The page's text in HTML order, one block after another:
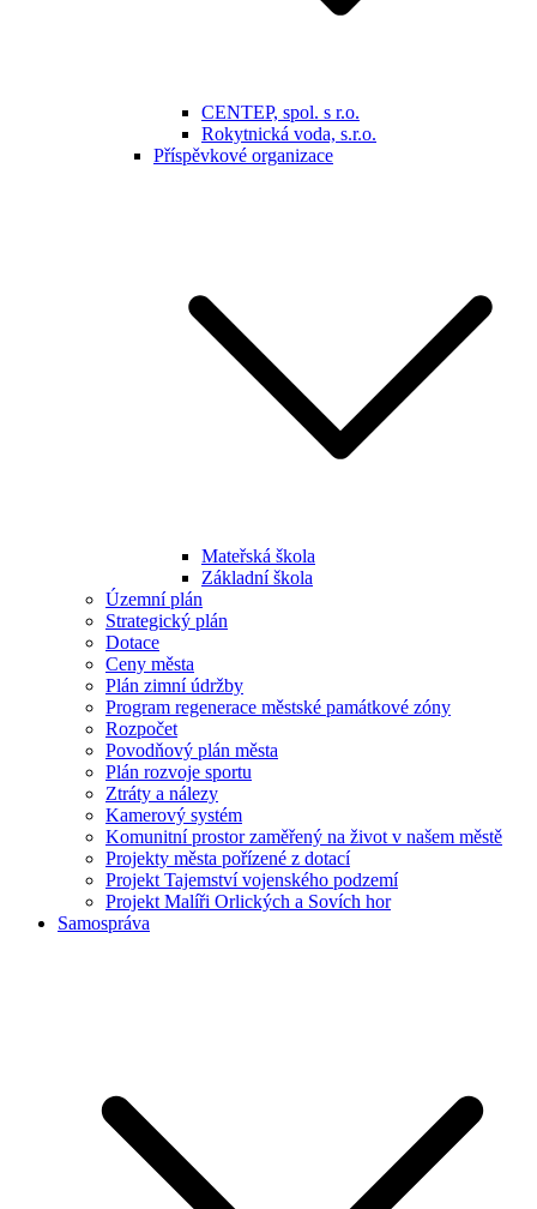
CENTEP, spol. s r.o.
Rokytnická voda, s.r.o.
Příspěvkové organizace
Mateřská škola
Základní škola
Územní plán
Strategický plán
Dotace
Ceny města
Plán zimní údržby
Program regenerace městské památkové zóny
Rozpočet
Povodňový plán města
Plán rozvoje sportu
Ztráty a nálezy
Kamerový systém
Komunitní prostor zaměřený na život v našem městě
Projekty města pořízené z dotací
Projekt Tajemství vojenského podzemí
Projekt Malíři Orlických a Sovích hor
Samospráva